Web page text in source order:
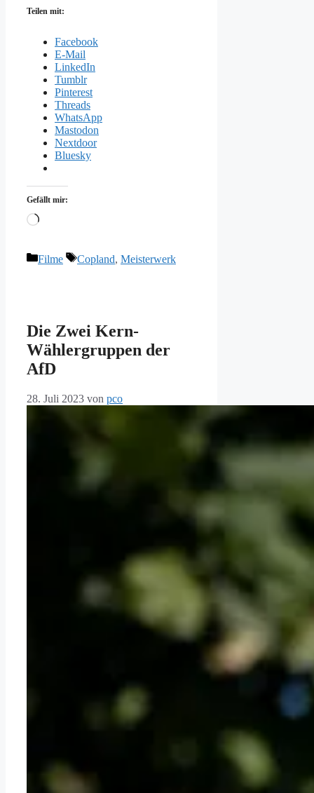
Teilen mit:
Facebook
E-Mail
LinkedIn
Tumblr
Pinterest
Threads
WhatsApp
Mastodon
Nextdoor
Bluesky
Gefällt mir:
Wird
Kategorien
Filme Schlagwörter
Copland, Meisterwerk
Die Zwei Kern-
Wählergruppen der
AfD
28. Juli 2023 von pco